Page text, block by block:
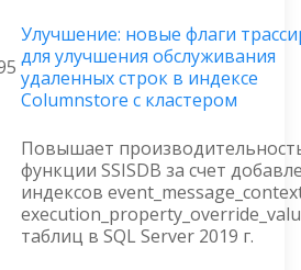
Улучшение: новые флаги
для улучшения обслуживания
удаленных строк в индексе
Columnstore с кластером
Повышает
функции SSISDB за счет
индексов
таблиц в SQL Server 2019 г.